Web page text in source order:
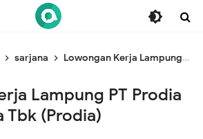
ganti br end */
sarjana Lowongan Kerja Lampung PT Prodia Widyahusada Tbk (Prodia)
Lampung PT Prodia
Tbk (Prodia)